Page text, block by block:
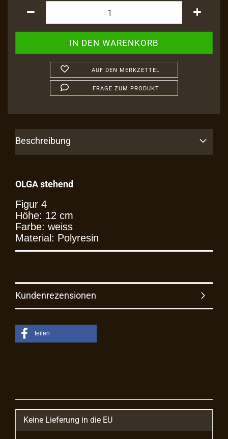
AUF DEN MERKZETTEL
FRAGE ZUM PRODUKT
Beschreibung
OLGA stehend
Figur 4
Höhe: 12 cm
Farbe: weiss
Material: Polyresin
Kundenrezensionen
teilen
Keine Lieferung in die EU